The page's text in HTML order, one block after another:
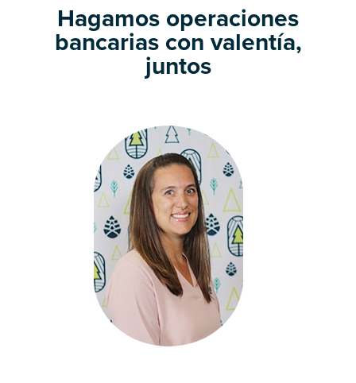
Hagamos operaciones
bancarias con valentía,
juntos